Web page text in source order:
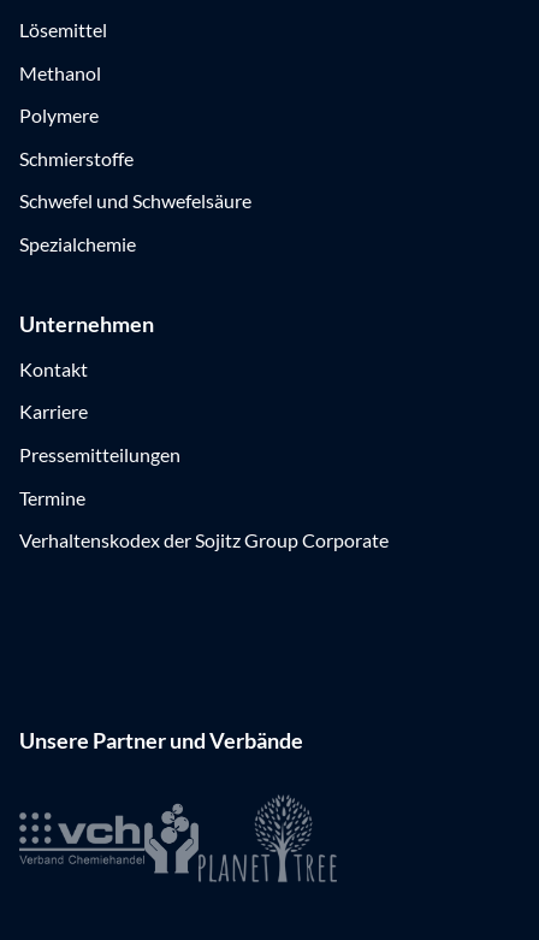
Lösemittel
Methanol
Polymere
Schmierstoffe
Schwefel und Schwefelsäure
Spezialchemie
Unternehmen
Kontakt
Karriere
Pressemitteilungen
Termine
Verhaltenskodex der Sojitz Group Corporate
Unsere Partner und Verbände